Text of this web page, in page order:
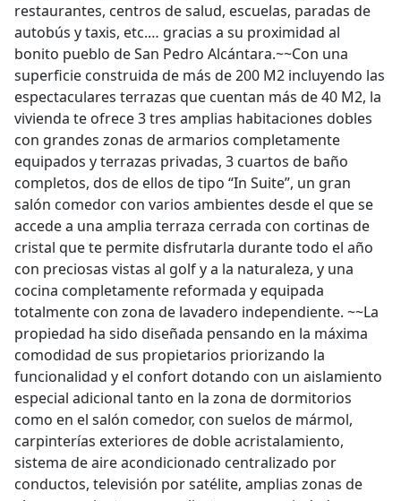
restaurantes, centros de salud, escuelas, paradas de
autobús y taxis, etc.… gracias a su proximidad al
bonito pueblo de San Pedro Alcántara.~~Con una
superficie construida de más de 200 M2 incluyendo las
espectaculares terrazas que cuentan más de 40 M2, la
vivienda te ofrece 3 tres amplias habitaciones dobles
con grandes zonas de armarios completamente
equipados y terrazas privadas, 3 cuartos de baño
completos, dos de ellos de tipo “In Suite”, un gran
salón comedor con varios ambientes desde el que se
accede a una amplia terraza cerrada con cortinas de
cristal que te permite disfrutarla durante todo el año
con preciosas vistas al golf y a la naturaleza, y una
cocina completamente reformada y equipada
totalmente con zona de lavadero independiente. ~~La
propiedad ha sido diseñada pensando en la máxima
comodidad de sus propietarios priorizando la
funcionalidad y el confort dotando con un aislamiento
especial adicional tanto en la zona de dormitorios
como en el salón comedor, con suelos de mármol,
carpinterías exteriores de doble acristalamiento,
sistema de aire acondicionado centralizado por
conductos, televisión por satélite, amplias zonas de